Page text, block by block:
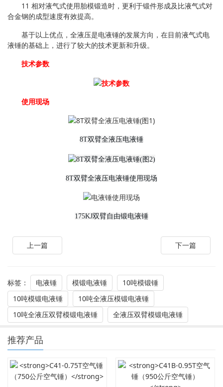
11 相对液气式使用胎模锻造时，更利于锻件形成及比液气式对
合金钢的成型速度有效提高。
基于以上优点，全液压是电液锤的发展方向，在目前液气式电
液锤的基础上，进行了较大的技术更新和升级。
技术参数
使用现场
8T双臂全液压电液锤
8T双臂全液压电液锤使用现场
175KJ双臂自由锻电液锤
上一篇 下一篇
标签： 电液锤 模锻电液锤
10吨模锻锤
10吨模锻电液锤
10吨全液压模锻电液锤
10吨全液压双臂模锻电液锤
全液压双臂模锻电液锤
推荐产品